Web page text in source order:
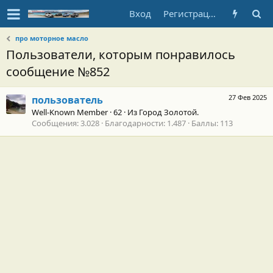
Вход Регистрация
про моторное масло
Пользователи, которым понравилось
сообщение №852
27 Фев 2025
пользователь
Well-Known Member ·62 · Из Город Золотой.
Сообщения 3.028 Благодарности 1.487 Баллы 113